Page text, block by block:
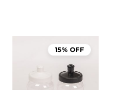
15% OFF